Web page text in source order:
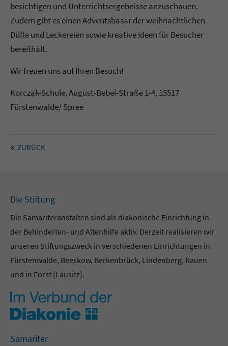
besichtigen und Unterrichtsergebnisse anzuschauen.
Zudem gibt es einen Adventsbasar der weihnachtlichen
Düfte und Leckereien sowie kreative Ideen für Besucher
bereithält.
Wir freuen uns auf Ihren Besuch!
Korczak-Schule, August-Bebel-Straße 1-4, 15517
Fürstenwalde/ Spree
ZURÜCK
Die Stiftung
Die Samariteranstalten sind als diakonische Einrichtung in
der Behinderten- und Altenhilfe aktiv. Derzeit realisieren wir
unseren Stiftungszweck in verschiedenen Einrichtungen in
Fürstenwalde, Beeskow, Berkenbrück, Lindenberg, Rauen
und in Forst (Lausitz).
Samariter